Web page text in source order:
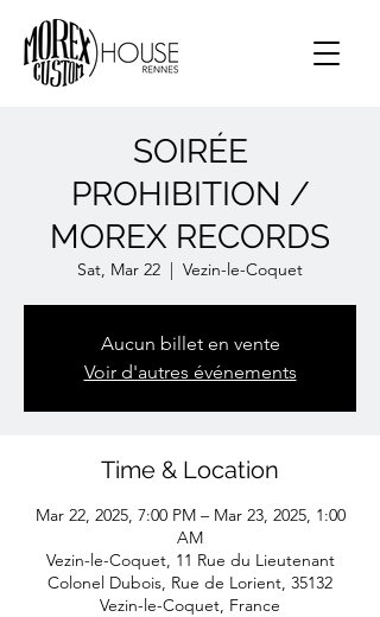
SOIRÉE
PROHIBITION /
MOREX RECORDS
Sat, Mar 22
  |
Vezin-le-Coquet
Aucun billet en vente
Voir d'autres événements
Time & Location
Mar 22, 2025, 7:00 PM – Mar 23, 2025, 1:00
AM
Vezin-le-Coquet, 11 Rue du Lieutenant
Colonel Dubois, Rue de Lorient, 35132
Vezin-le-Coquet, France